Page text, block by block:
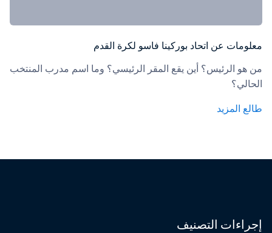
معلومات عن اتحاد بوركينا فاسو لكرة القدم
الحالي؟
طالع المزيد
إجراءات التصنيف